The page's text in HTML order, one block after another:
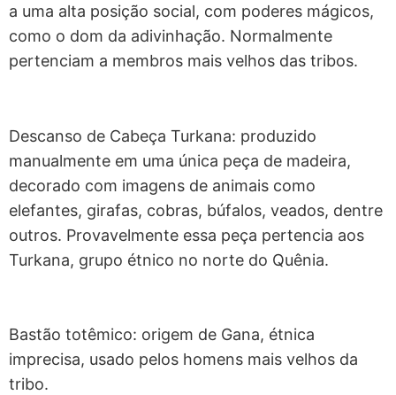
a uma alta posição social, com poderes mágicos,
como o dom da adivinhação. Normalmente
pertenciam a membros mais velhos das tribos.
Descanso de Cabeça Turkana: produzido
manualmente em uma única peça de madeira,
decorado com imagens de animais como
elefantes, girafas, cobras, búfalos, veados, dentre
outros. Provavelmente essa peça pertencia aos
Turkana, grupo étnico no norte do Quênia.
Bastão totêmico: origem de Gana, étnica
imprecisa, usado pelos homens mais velhos da
tribo.